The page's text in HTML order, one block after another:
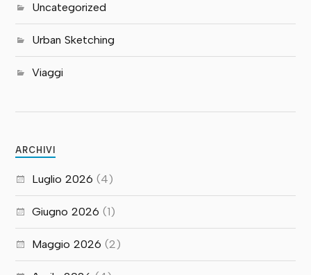
Uncategorized
Urban Sketching
Viaggi
ARCHIVI
Luglio 2026 (4)
Giugno 2026 (1)
Maggio 2026 (2)